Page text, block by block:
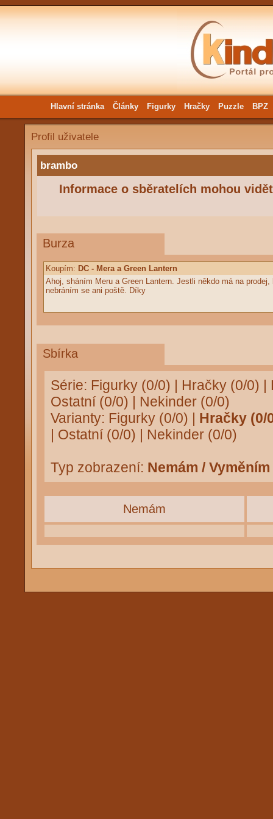
Hlavní stránka Články Figurky Hračky Puzzle BPZ
Profil uživatele
brambo
Informace o sběratelích mohou
Burza
Koupím: DC - Mera a Green Lantern
Ahoj, sháním Meru a Green Lantern. Jestli někdo má na
nebráním se ani poště. Díky
Sbírka
Série: Figurky (0/0) | Hračky (0/0) |
Ostatní (0/0) | Nekinder (0/0)
Varianty: Figurky (0/0) | Hračky (0/
| Ostatní (0/0) | Nekinder (0/0)
Typ zobrazení: Nemám / Vyměním
Nemám